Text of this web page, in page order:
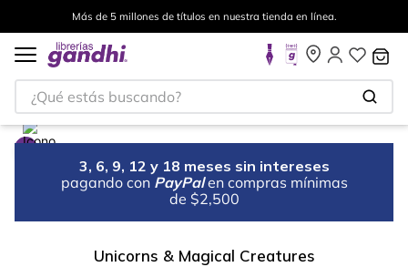
Más de 5 millones de títulos en nuestra tienda en línea.
¿Qué estás buscando?
3, 6, 9, 12 y 18 meses sin intereses
pagando con PayPal en compras mínimas
de $2,500
Unicorns & Magical Creatures